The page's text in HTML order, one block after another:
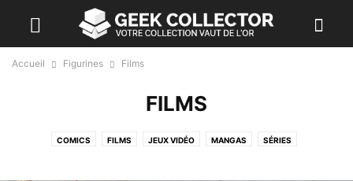
Accueil Figurines Films
FILMS
COMICS FILMS JEUX VIDÉO MANGAS SÉRIES